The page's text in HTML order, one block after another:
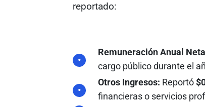
reportado:
Remuneración Anual
cargo público durante el
Otros Ingresos: Reportó
financieras o servicios